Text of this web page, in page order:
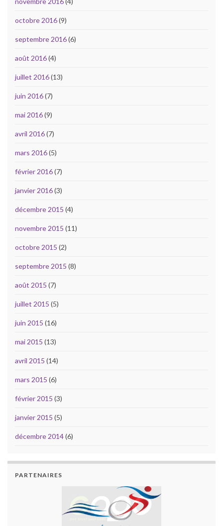
octobre 2016(9)
septembre 2016(6)
août 2016(4)
juillet 2016(13)
juin 2016(7)
mai 2016(9)
avril 2016(7)
mars 2016(5)
février 2016(7)
janvier 2016(3)
décembre 2015 (4)
novembre 2015 (11)
octobre 2015 (2)
septembre 2015 (8)
août 2015 (7)
juillet 2015 (5)
juin 2015 (16)
mai 2015 (13)
avril 2015 (14)
mars 2015 (6)
février 2015 (3)
janvier 2015 (5)
décembre 2014(6)
PARTENAIRES